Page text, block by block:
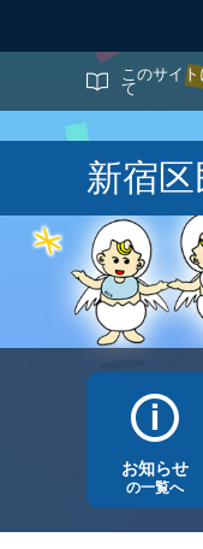
このサイ
て
サイト内検索
新宿
お知らせ
の一覧へ